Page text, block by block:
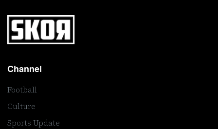
Channel
Football
Culture
Sports Update